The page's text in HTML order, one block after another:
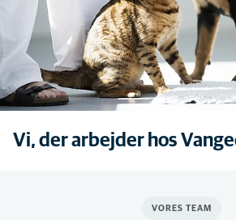
Vi, der arbejder hos
VORES TEAM